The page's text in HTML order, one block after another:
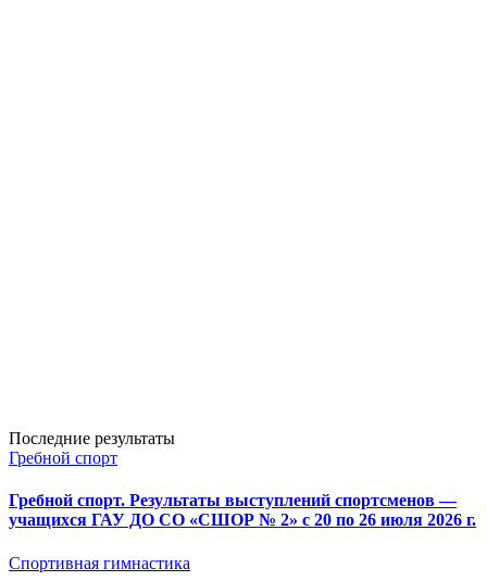
Последние результаты
Гребной спорт
Гребной спорт. Результаты выступлений спортсменов —
учащихся ГАУ ДО СО «СШОР № 2» с 20 по 26 июля 2026 г.
Спортивная гимнастика